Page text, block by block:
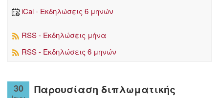
iCal - Εκδηλώσεις 6 μηνών
RSS - Εκδηλώσεις μήνα
RSS - Εκδηλώσεις 6 μηνών
30
Παρουσίαση διπλωματικής